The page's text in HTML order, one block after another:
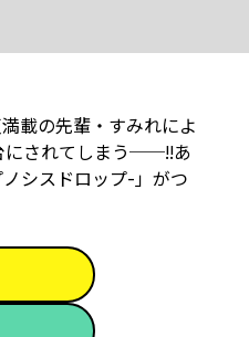
載の先輩・すみれによ
にされてしまう──!!あ
シスドロップ-」がつ